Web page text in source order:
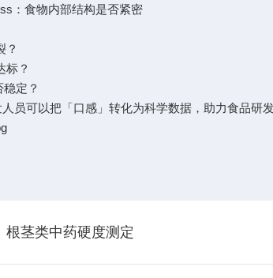
：食物内部结构是否紧密
？
标？
定？
员可以把「口感」转化为科学数据，助力食品研
根茎类中药硬度测定